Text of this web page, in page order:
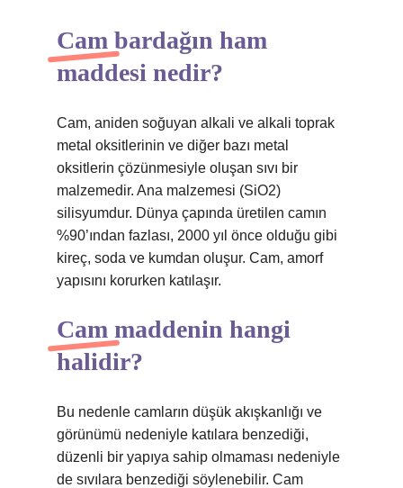
Cam bardağın ham
maddesi nedir?
Cam, aniden soğuyan alkali ve alkali toprak
metal oksitlerinin ve diğer bazı metal
oksitlerin çözünmesiyle oluşan sıvı bir
malzemedir. Ana malzemesi (SiO2)
silisyumdur. Dünya çapında üretilen camın
%90’ından fazlası, 2000 yıl önce olduğu gibi
kireç, soda ve kumdan oluşur. Cam, amorf
yapısını korurken katılaşır.
Cam maddenin hangi
halidir?
Bu nedenle camların düşük akışkanlığı ve
görünümü nedeniyle katılara benzediği,
düzenli bir yapıya sahip olmaması nedeniyle
de sıvılara benzediği söylenebilir. Cam